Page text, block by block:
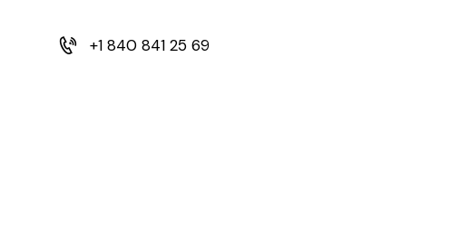
+1 840 841 25 69